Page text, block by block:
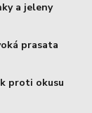
a jeleny
prasata
proti okusu